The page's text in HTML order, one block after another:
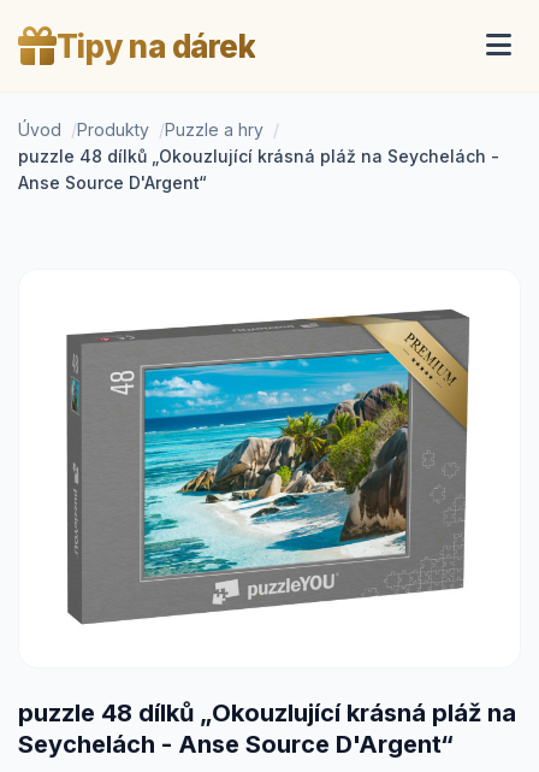
Tipy na dárek
Úvod Produkty
Puzzle a hry
puzzle 48 dílků „Okouzlující krásná pláž na Seychelách -
Anse Source D'Argent“
puzzle 48 dílků „Okouzlující krásná pláž na
Seychelách - Anse Source D'Argent“